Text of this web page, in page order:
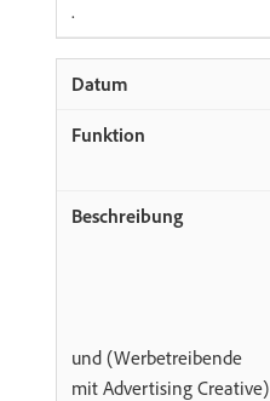
.
und (Werbetreibende
mit Advertising Creative)